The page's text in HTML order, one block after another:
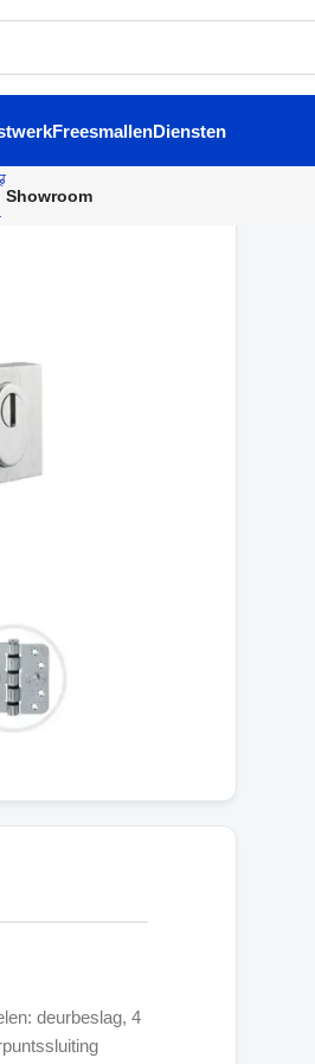
FreesmallenDiensten
Showroom
deurbeslag, 4